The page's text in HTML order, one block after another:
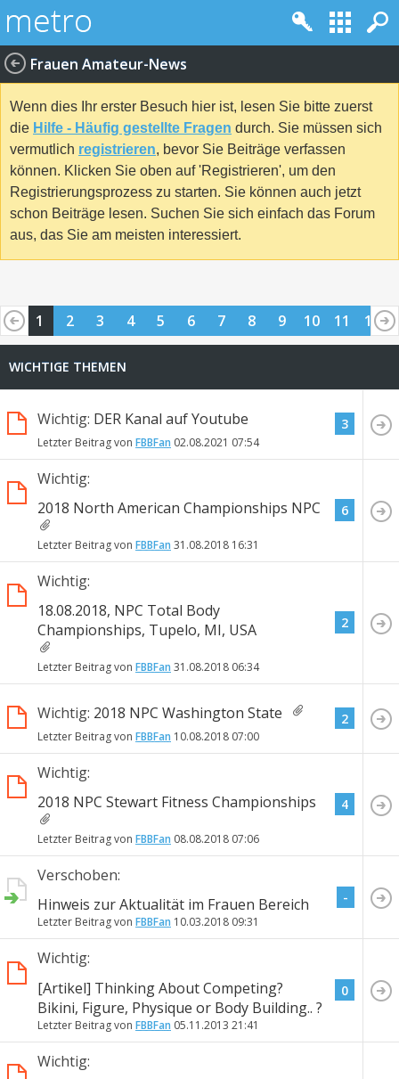
Frauen Amateur-News
Wenn dies Ihr erster Besuch hier ist, lesen Sie bitte zuerst
die Hilfe - Häufig gestellte Fragen durch. Sie müssen sich
vermutlich registrieren, bevor Sie Beiträge verfassen
können. Klicken Sie oben auf 'Registrieren', um den
Registrierungsprozess zu starten. Sie können auch jetzt
schon Beiträge lesen. Suchen Sie sich einfach das Forum
aus, das Sie am meisten interessiert.
1 2 3 4 5 6 7 8 9 10 11
12
25
26
WICHTIGE THEMEN
Wichtig: DER Kanal auf Youtube
Letzter Beitrag von FBBFan 02.08.2021 07:54
3
Wichtig:
2018 North American Championships NPC
Letzter Beitrag von FBBFan 31.08.2018 16:31
6
Wichtig:
18.08.2018, NPC Total Body
Championships, Tupelo, MI, USA
Letzter Beitrag von FBBFan 31.08.2018 06:34
2
Wichtig: 2018 NPC Washington State
Letzter Beitrag von FBBFan 10.08.2018 07:00
2
Wichtig:
2018 NPC Stewart Fitness Championships
Letzter Beitrag von FBBFan 08.08.2018 07:06
4
Verschoben:
Hinweis zur Aktualität im Frauen Bereich
Letzter Beitrag von FBBFan 10.03.2018 09:31
-
Wichtig:
[Artikel] Thinking About Competing?
Bikini, Figure, Physique or Body Building.. ?
Letzter Beitrag von FBBFan 05.11.2013 21:41
0
Wichtig: